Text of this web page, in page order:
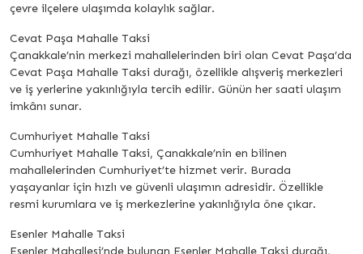
çevre ilçelere ulaşımda kolaylık sağlar.
Cevat Paşa Mahalle Taksi
Çanakkale’nin merkezi mahallelerinden biri olan Cevat Paşa’da
Cevat Paşa Mahalle Taksi durağı, özellikle alışveriş merkezleri
ve iş yerlerine yakınlığıyla tercih edilir. Günün her saati ulaşım
imkânı sunar.
Cumhuriyet Mahalle Taksi
Cumhuriyet Mahalle Taksi, Çanakkale’nin en bilinen
mahallelerinden Cumhuriyet’te hizmet verir. Burada
yaşayanlar için hızlı ve güvenli ulaşımın adresidir. Özellikle
resmi kurumlara ve iş merkezlerine yakınlığıyla öne çıkar.
Esenler Mahalle Taksi
Esenler Mahallesi’nde bulunan Esenler Mahalle Taksi durağı,